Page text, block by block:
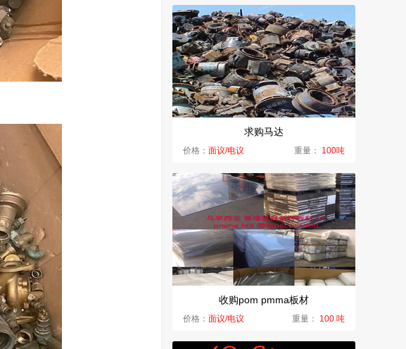
求购马达
价格： 面议/电议 重量： 100吨
收购pom pmma板材
价格： 面议/电议 重量： 100 吨